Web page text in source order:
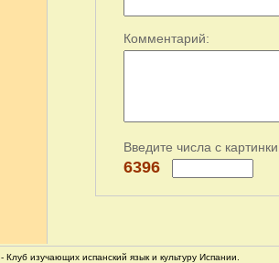
Комментарий:
Введите числа с
6396
- Клуб изучающих испанский язык и культуру Испании.